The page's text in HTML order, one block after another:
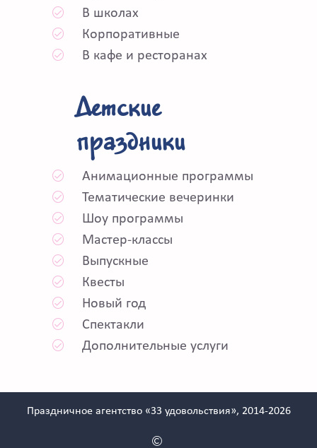
Детские
праздники
Анимационные программы
Тематические вечеринки
Шоу программы
Мастер-классы
Выпускные
Квесты
Новый год
Спектакли
Дополнительные услуги
В школах
Корпоративные
В кафе и ресторанах
Праздничное агентство «33 удовольствия», 2014-2026